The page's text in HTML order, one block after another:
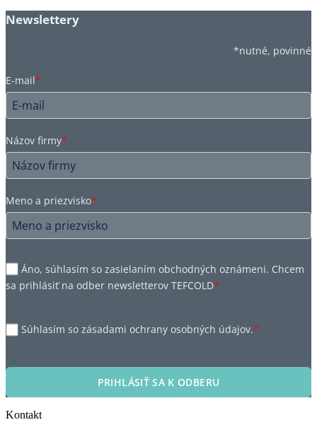
Newslettery
*nutné, povinné
E-mail*
Názov firmy*
Meno a priezvisko*
Áno, súhlasím so zasielaním obchodných oznámeni. Chcem
sa prihlásiť na odber newsletterov TEFCOLD*
Súhlasím so zásadami ochrany osobných údajov.*
PRIHLÁSIŤ SA K ODBERU
Kontakt